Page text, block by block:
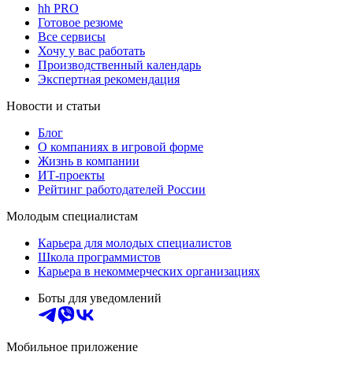
hh PRO
Готовое резюме
Все сервисы
Хочу у вас работать
Производственный календарь
Экспертная рекомендация
Новости и статьи
Блог
О компаниях в игровой форме
Жизнь в компании
ИТ-проекты
Рейтинг работодателей России
Молодым специалистам
Карьера для молодых специалистов
Школа программистов
Карьера в некоммерческих организациях
Боты для уведомлений
Мобильное приложение